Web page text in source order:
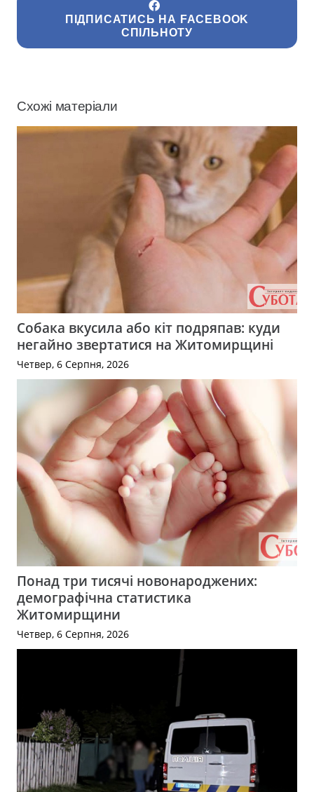
ПІДПИСАТИСЬ НА FACEBOOK
СПІЛЬНОТУ
Схожі матеріали
Собака вкусила або кіт подряпав: куди
негайно звертатися на Житомирщині
Четвер, 6 Серпня, 2026
Понад три тисячі новонароджених:
демографічна статистика
Житомирщини
Четвер, 6 Серпня, 2026